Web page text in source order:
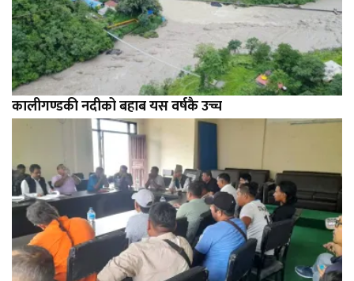
कालीगण्डकी नदीको बहाब यस वर्षकै उच्च